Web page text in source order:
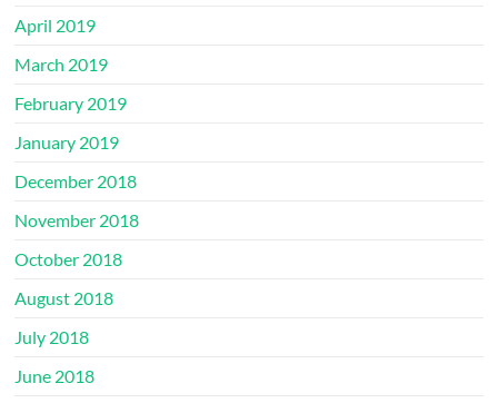
April 2019
March 2019
February 2019
January 2019
December 2018
November 2018
October 2018
August 2018
July 2018
June 2018